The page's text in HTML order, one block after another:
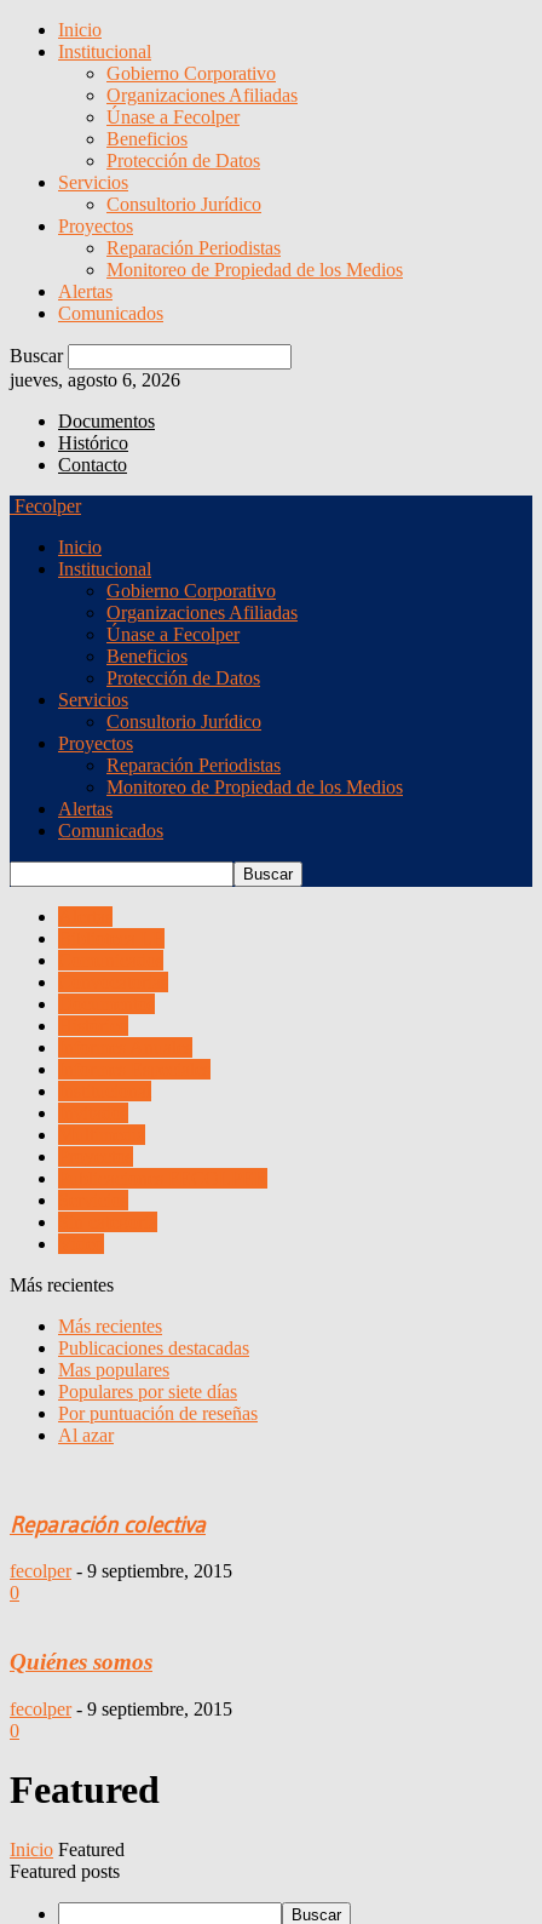
Inicio
Institucional
Gobierno Corporativo
Organizaciones Afiliadas
Únase a Fecolper
Beneficios
Protección de Datos
Servicios
Consultorio Jurídico
Proyectos
Reparación Periodistas
Monitoreo de Propiedad de los Medios
Alertas
Comunicados
Buscar
jueves, agosto 6, 2026
Documentos
Histórico
Contacto
Fecolper
Inicio
Institucional
Gobierno Corporativo
Organizaciones Afiliadas
Únase a Fecolper
Beneficios
Protección de Datos
Servicios
Consultorio Jurídico
Proyectos
Reparación Periodistas
Monitoreo de Propiedad de los Medios
Alertas
Comunicados
Más recientes
Más recientes
Publicaciones destacadas
Mas populares
Populares por siete días
Por puntuación de reseñas
Al azar
Reparación colectiva
fecolper - 9 septiembre, 2015
0
Quiénes somos
fecolper - 9 septiembre, 2015
0
Featured
Inicio Featured
Featured posts